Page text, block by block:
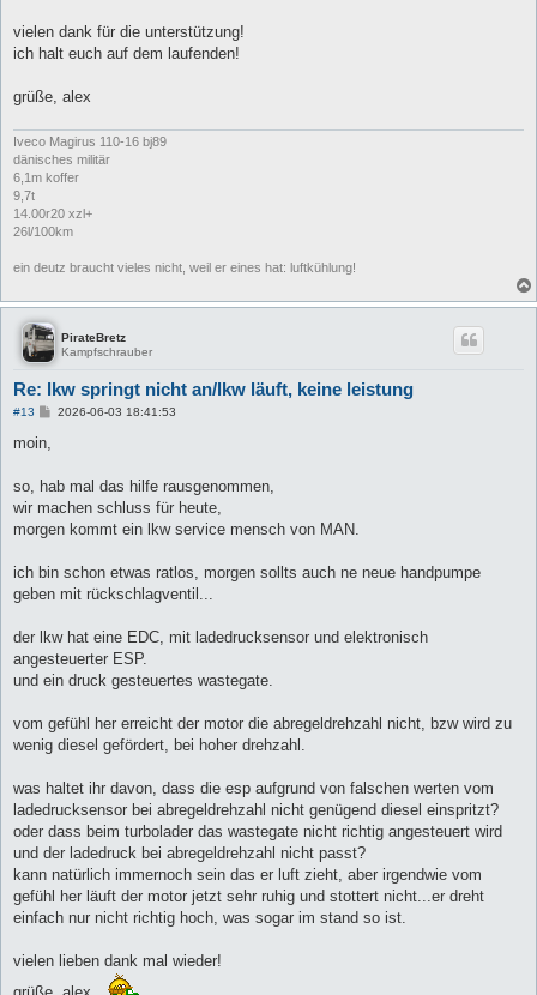
vielen dank für die unterstützung!
ich halt euch auf dem laufenden!
grüße, alex
Iveco Magirus 110-16 bj89
dänisches militär
6,1m koffer
9,7t
14.00r20 xzl+
26l/100km
ein deutz braucht vieles nicht, weil er eines hat: luftkühlung!
PirateBretz
Kampfschrauber
Re: lkw springt nicht an/lkw läuft, keine leistung
#13
B
a
2026-06-03 18:41:53
moin,
so, hab mal das hilfe rausgenommen,
wir machen schluss für heute,
morgen kommt ein lkw service mensch von MAN.
ich bin schon etwas ratlos, morgen sollts auch ne neue handpumpe
geben mit rückschlagventil...
der lkw hat eine EDC, mit ladedrucksensor und elektronisch
angesteuerter ESP.
und ein druck gesteuertes wastegate.
vom gefühl her erreicht der motor die abregeldrehzahl nicht, bzw wird zu
wenig diesel gefördert, bei hoher drehzahl.
was haltet ihr davon, dass die esp aufgrund von falschen werten vom
ladedrucksensor bei abregeldrehzahl nicht genügend diesel einspritzt?
oder dass beim turbolader das wastegate nicht richtig angesteuert wird
und der ladedruck bei abregeldrehzahl nicht passt?
kann natürlich immernoch sein das er luft zieht, aber irgendwie vom
gefühl her läuft der motor jetzt sehr ruhig und stottert nicht...er dreht
einfach nur nicht richtig hoch, was sogar im stand so ist.
vielen lieben dank mal wieder!